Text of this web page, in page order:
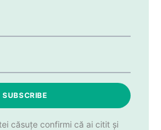
SUBSCRIBE
căsuțe confirmi că ai citit și